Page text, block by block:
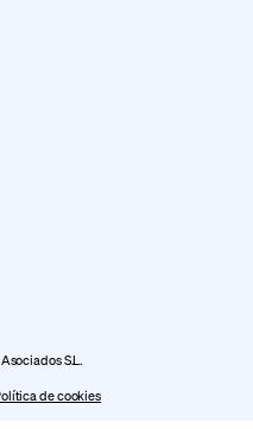
S.L.
de cookies